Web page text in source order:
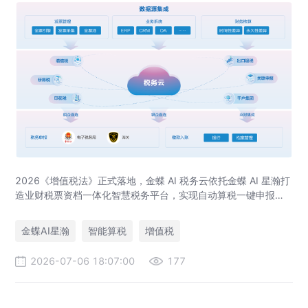
2026《增值税法》正式落地，金蝶 AI 税务云依托金蝶 AI 星瀚打
造业财税票资档一体化智慧税务平台，实现自动算税一键申报、
式监管。
金蝶AI星瀚 智能算税 增值税
2026-07-06 18:07:00 177